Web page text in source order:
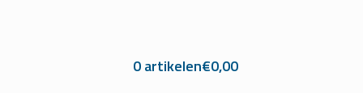
0 artikelen€0,00